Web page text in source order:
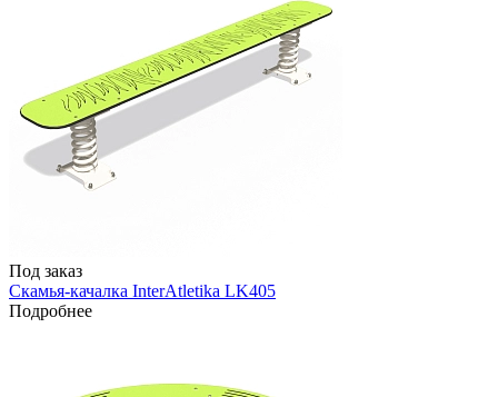
Под заказ
Скамья-качалка InterAtletika LK405
Подробнее